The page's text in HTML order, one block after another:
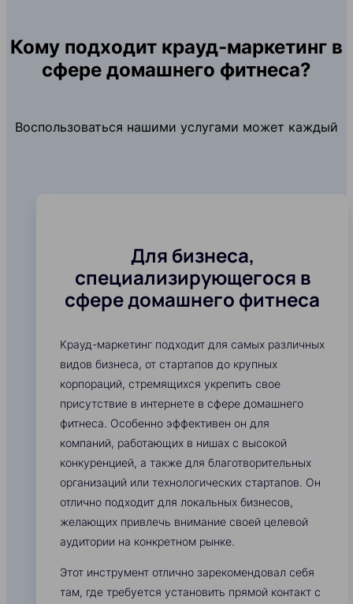
Кому подходит крауд-маркетинг в
сфере домашнего фитнеса?
Воспользоваться нашими услугами может каждый
Для бизнеса,
специализирующегося в
сфере домашнего фитнеса
Крауд-маркетинг подходит для самых различных
видов бизнеса, от стартапов до крупных
корпораций, стремящихся укрепить свое
присутствие в интернете в сфере домашнего
фитнеса. Особенно эффективен он для
компаний, работающих в нишах с высокой
конкуренцией, а также для благотворительных
организаций или технологических стартапов. Он
отлично подходит для локальных бизнесов,
желающих привлечь внимание своей целевой
аудитории на конкретном рынке.
Этот инструмент отлично зарекомендовал себя
там, где требуется установить прямой контакт с